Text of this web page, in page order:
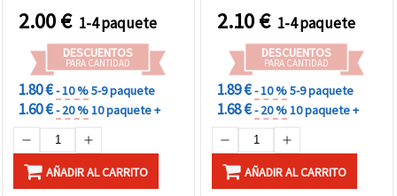
2.00€ 1-4 paquete
DESCUENTOS
PARA CANTIDAD
1.80 €- 10 %5-9 paquete
1.60 €- 20 %10 paquete +
AÑADIR AL CARRITO
dibujo y modelismo
2.10€ 1-4 paquete
DESCUENTOS
PARA CANTIDAD
1.89 €- 10 %5-9 paquete
1.68 €- 20 %10 paquete +
AÑADIR AL CARRITO